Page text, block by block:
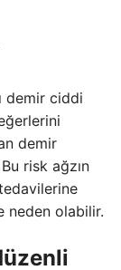
demir ciddi
demir
risk ağzın
neden olabilir.